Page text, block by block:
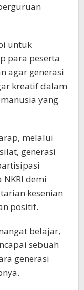
untuk
para peserta
agar generasi
kreatif dalam
yang
melalui
generasi
demi
kesenian
positif.
belajar,
sebuah
generasi